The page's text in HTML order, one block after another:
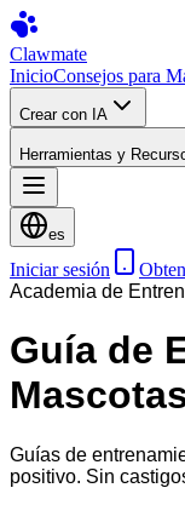
Clawmate
InicioConsejos para
Crear con IA
Herramientas y
es
Iniciar sesión
Academia de
Guía de
Guías de
positivo. Sin